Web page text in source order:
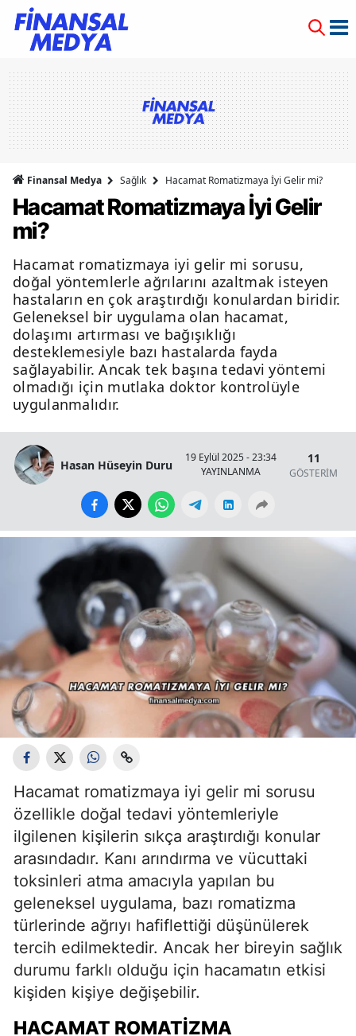
Finansal Medya Sağlık Hacamat Romatizmaya İyi Gelir mi?
Hacamat Romatizmaya İyi Gelir
mi?
Hacamat romatizmaya iyi gelir mi sorusu,
doğal yöntemlerle ağrılarını azaltmak isteyen
hastaların en çok araştırdığı konulardan biridir.
Geleneksel bir uygulama olan hacamat,
dolaşımı artırması ve bağışıklığı
desteklemesiyle bazı hastalarda fayda
sağlayabilir. Ancak tek başına tedavi yöntemi
olmadığı için mutlaka doktor kontrolüyle
uygulanmalıdır.
Hasan Hüseyin Duru
19 Eylül 2025 - 23:34
YAYINLANMA
11
GÖSTERİM
Hacamat romatizmaya iyi gelir mi sorusu
özellikle doğal tedavi yöntemleriyle
ilgilenen kişilerin sıkça araştırdığı konular
arasındadır. Kanı arındırma ve vücuttaki
toksinleri atma amacıyla yapılan bu
geleneksel uygulama, bazı romatizma
türlerinde ağrıyı hafiflettiği düşünülerek
tercih edilmektedir. Ancak her bireyin sağlık
durumu farklı olduğu için hacamatın etkisi
kişiden kişiye değişebilir.
HACAMAT ROMATIZMA